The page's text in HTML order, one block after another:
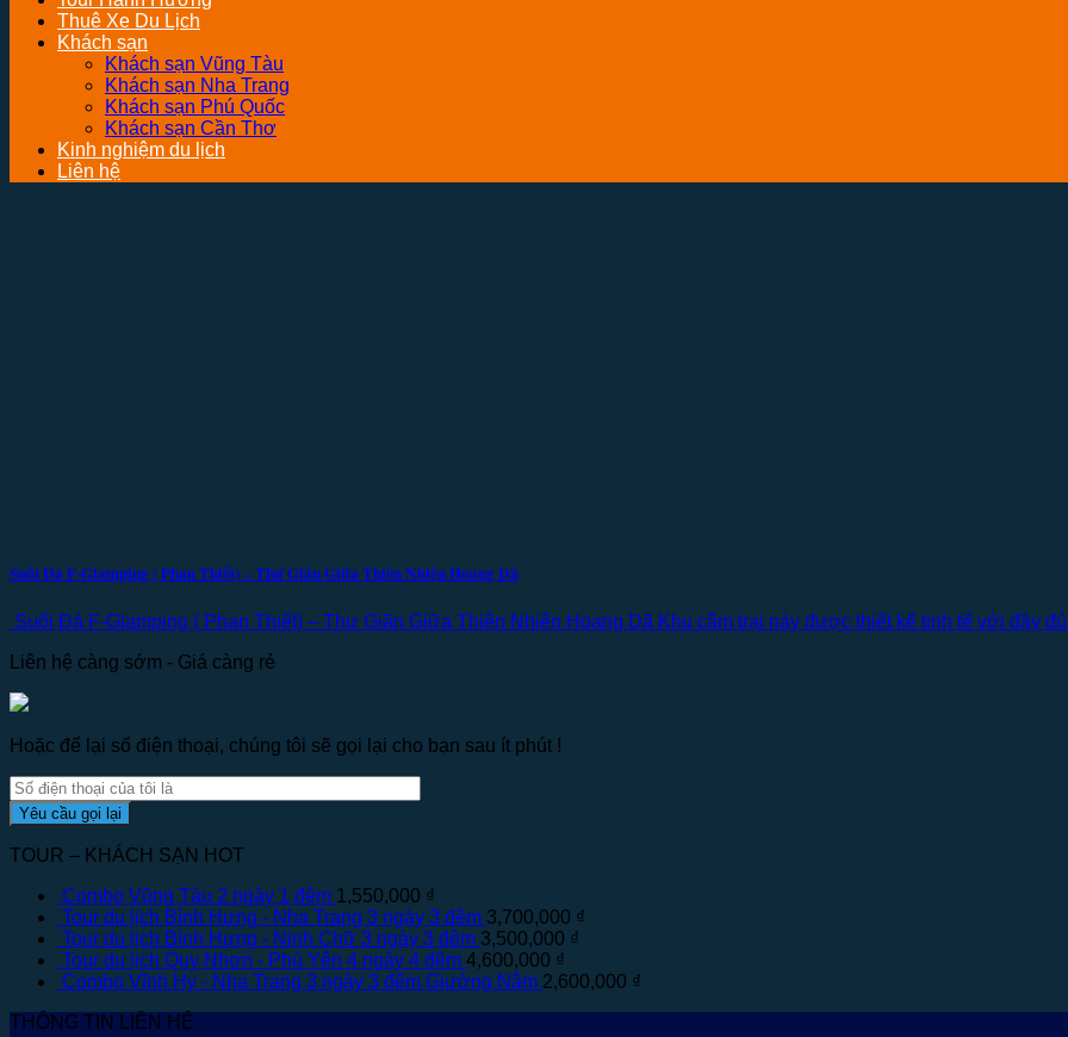
Thuê Xe Du Lịch
Khách sạn
Khách sạn Vũng Tàu
Khách sạn Nha Trang
Khách sạn Phú Quốc
Khách sạn Cần Thơ
Kinh nghiệm du lịch
Liên hệ
Suối Đá F-Glamping ( Phan Thiết) – Thư Giãn Giữa Thiên Nhiên Hoang Dã
Suối Đá F-Glamping ( Phan Thiết) – Thư Giãn Giữa Thiên Nhiên Hoang Dã Khu cắm trại này được thiết kế tinh tế với đầy
Liên hệ càng sớm - Giá càng rẻ
Hoặc để lại số điện thoại, chúng tôi sẽ gọi lại cho bạn sau ít phút !
TOUR – KHÁCH SẠN HOT
Combo Vũng Tàu 2 ngày 1 đêm 1,550,000 ₫
Tour du lịch Bình Hưng - Nha Trang 3 ngày 3 đêm 3,700,000 ₫
Tour du lịch Bình Hưng - Ninh Chữ 3 ngày 3 đêm 3,500,000 ₫
Tour du lịch Quy Nhơn - Phú Yên 4 ngày 4 đêm 4,600,000 ₫
Combo Vĩnh Hy - Nha Trang 3 ngày 3 đêm Giường Nằm 2,600,000 ₫
THÔNG TIN LIÊN HỆ